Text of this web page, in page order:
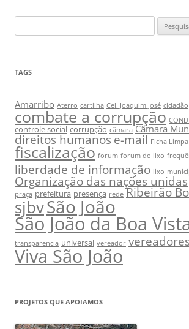
por:
TAGS
Amarribo Aterro cartilha Cel. Joaquim José cidadão
combate a corrupção
controle social corrupção câmara Câmara
direitos humanos e-mail Ficha Limpa
fiscalização forum forum do lixo
liberdade de informação lixo
Organização das nações unidas
praça prefeitura presença rede Ribeirão
sjbvSão João
São João da Boa
transparencia universal vereador vereadores
Viva São João
PROJETOS QUE APOIAMOS